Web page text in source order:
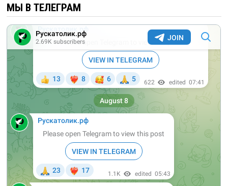
МЫ В ТЕЛЕГРАМ